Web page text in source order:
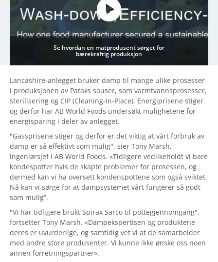
Se hvordan en matprodusent sørget for
bærekraftig produksjon
Lancashire-anlegget bruker damp til mange ulike prosesser
i produksjonen av Pataks sauser, som varmtvannsprosesser,
sterilisering og CIP (Cleaning-In-Place). Energiprisene stiger
og derfor har AB World Foods undersøkt mulighetene for
energisparing i deler av anlegget.
"Gassprisene stiger og derfor er det viktig at vårt forbruk av
damp er så effektivt som mulig", sier Tony Marsh,
ingeniørsjef i AB World Foods. «Tidligere vedlikeholdt vi bare
kondespotter hvis de skapte problemer for prosessen, og
dermed kan vi ha oversett kondenspottene som også sviktet.
Nå kan vi sørge for at dampsystemet vårt fungerer så godt
som mulig”.
"Vi har tidligere brukt Spirax Sarco til pottegjennomgang",
fortsetter Tony Marsh. «Dampekspertisen og produktene
deres er uvurderlige, og samtidig vet vi at de samarbeider
med andre store produsenter. Vi kunne ikke ønske oss noen
annen forretningspartner».